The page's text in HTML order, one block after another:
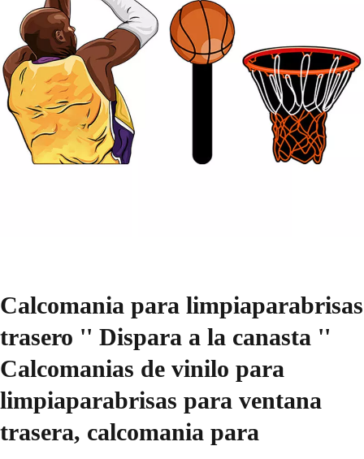
Calcomania para limpiaparabrisas
trasero '' Dispara a la canasta ''
Calcomanias de vinilo para
limpiaparabrisas para ventana
trasera, calcomania para